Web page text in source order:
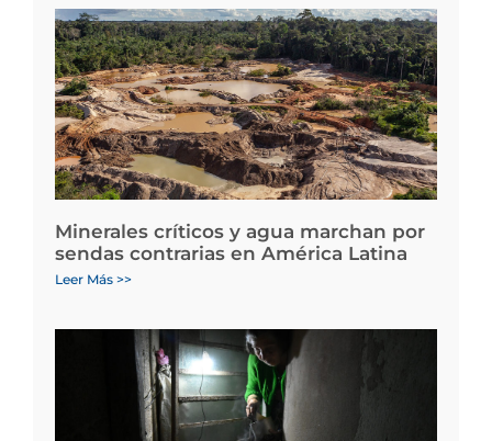
Minerales críticos y agua marchan por
sendas contrarias en América Latina
Leer Más >>